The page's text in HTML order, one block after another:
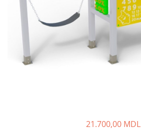
Complexe WORKOUT Kids
Aparate de forță FBarbell
Pentru terenuri sportive
Pentru săli de sport
21.700,00 MDL